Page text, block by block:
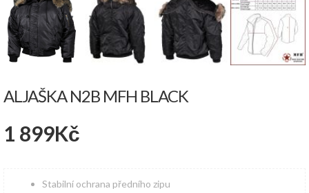
ALJAŠKA N2B MFH BLACK
1 899Kč
Stabilní ochrana předního zipu